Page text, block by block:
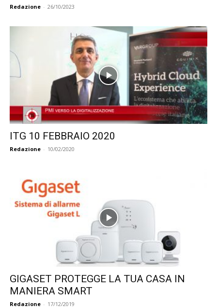
Redazione - 26/10/2023
ITG 10 FEBBRAIO 2020
Redazione - 10/02/2020
GIGASET PROTEGGE LA TUA CASA IN
MANIERA SMART
Redazione - 17/12/2019